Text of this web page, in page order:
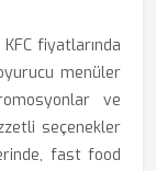
fiyatlarında
menüler
ve
seçenekler
fast food